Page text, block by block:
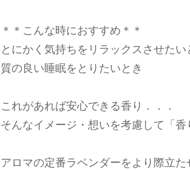
＊＊こんな時におすすめ＊＊
とにかく気持ちをリラックスさせたい
質の良い睡眠をとりたいとき
これがあれば安心できる香り．．．
そんなイメージ・想いを考慮して「香
アロマの定番ラベンダーをより際立